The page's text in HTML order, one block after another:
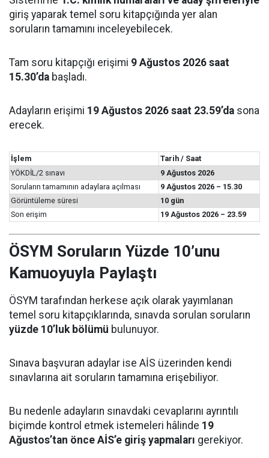
giriş yaparak temel soru kitapçığında yer alan
soruların tamamını inceleyebilecek.
Tam soru kitapçığı erişimi 9 Ağustos 2026 saat
15.30’da başladı.
Adayların erişimi 19 Ağustos 2026 saat 23.59’da sona
erecek.
İşlem
Tarih / Saat
YÖKDİL/2 sınavı
9 Ağustos 2026
Soruların tamamının adaylara açılması
9 Ağustos 2026 – 15.30
Görüntüleme süresi
10 gün
Son erişim
19 Ağustos 2026 – 23.59
ÖSYM Soruların Yüzde 10’unu
Kamuoyuyla Paylaştı
ÖSYM tarafından herkese açık olarak yayımlanan
temel soru kitapçıklarında, sınavda sorulan soruların
yüzde 10’luk bölümü bulunuyor.
Sınava başvuran adaylar ise AİS üzerinden kendi
sınavlarına ait soruların tamamına erişebiliyor.
Bu nedenle adayların sınavdaki cevaplarını ayrıntılı
biçimde kontrol etmek istemeleri hâlinde 19
Ağustos’tan önce AİS’e giriş yapmaları gerekiyor.